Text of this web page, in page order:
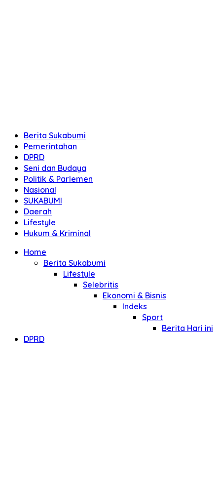
Berita Sukabumi
Pemerintahan
DPRD
Seni dan Budaya
Politik & Parlemen
Nasional
SUKABUMI
Daerah
Lifestyle
Hukum & Kriminal
Home
Berita Sukabumi
Lifestyle
Selebritis
Ekonomi & Bisnis
Indeks
Sport
Berita Hari ini
DPRD